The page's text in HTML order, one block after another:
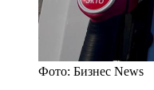
Фото: Бизнес News